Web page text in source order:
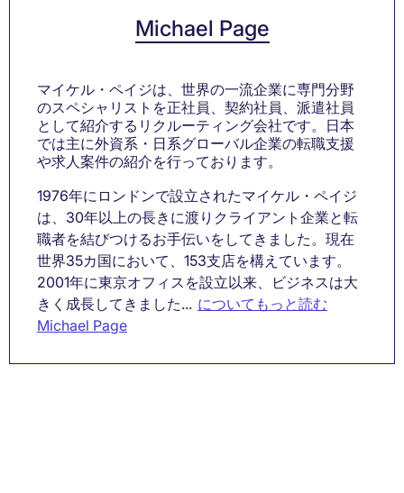
Michael Page
マイケル・ペイジは、世界の一流企業に専門分野
のスペシャリストを正社員、契約社員、派遣社員
として紹介するリクルーティング会社です。日本
では主に外資系・日系グローバル企業の転職支援
や求人案件の紹介を行っております。
1976年にロンドンで設立されたマイケル・ペイジ
は、30年以上の長きに渡りクライアント企業と転
職者を結びつけるお手伝いをしてきました。現在
世界35カ国において、153支店を構えています。
2001年に東京オフィスを設立以来、ビジネスは大
きく成長してきました... についてもっと読む
Michael Page